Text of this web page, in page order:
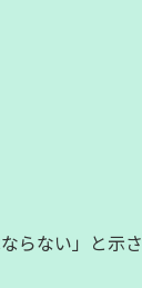
らない」と示さ